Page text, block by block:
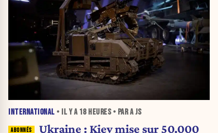
INTERNATIONAL • IL Y A 18 HEURES• PAR A JS
Ukraine : Kiev mise sur 50.000